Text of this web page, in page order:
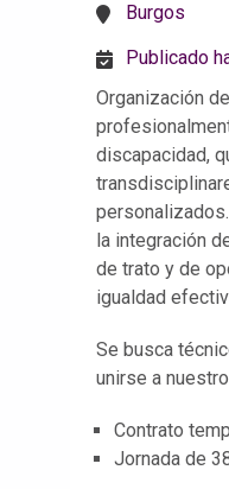
Burgos
Publicado
Organización
discapacidad,
la integración
de trato y de
igualdad
Se busca
unirse a
Contrato
Jornada de